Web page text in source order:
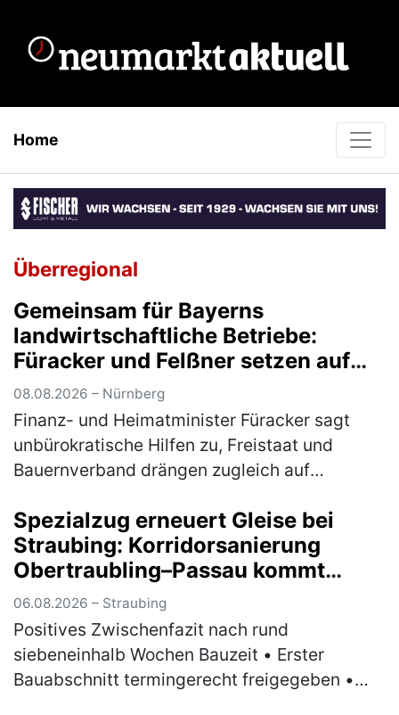
Home
Überregional
Gemeinsam für Bayerns
landwirtschaftliche Betriebe:
Füracker und Felßner setzen auf
schnelle und unbürokratische
steuerliche Entlastungen
08.08.2026 – Nürnberg
Finanz- und Heimatminister Füracker sagt
unbürokratische Hilfen zu, Freistaat und
Bauernverband drängen zugleich auf
Angesichts der dramatischen wirtschaftlichen
L…(mehr)
Spezialzug erneuert Gleise bei
Straubing: Korridorsanierung
Obertraubling–Passau kommt
planmäßig voran
06.08.2026 – Straubing
Positives Zwischenfazit nach rund
siebeneinhalb Wochen Bauzeit • Erster
Bauabschnitt termingerecht freigegeben •